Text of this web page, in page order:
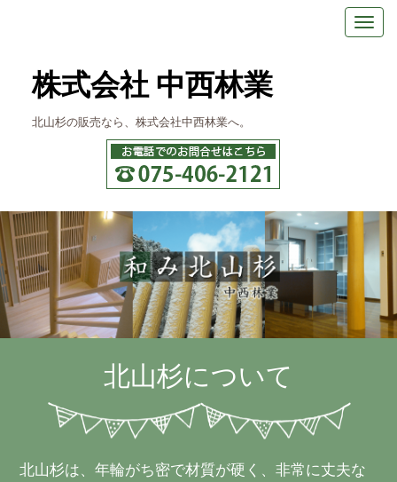
株式会社 中西林業
北山杉の販売なら、株式会社中西林業へ。
北山杉について
北山杉は、年輪がち密で材質が硬く、非常に丈夫な